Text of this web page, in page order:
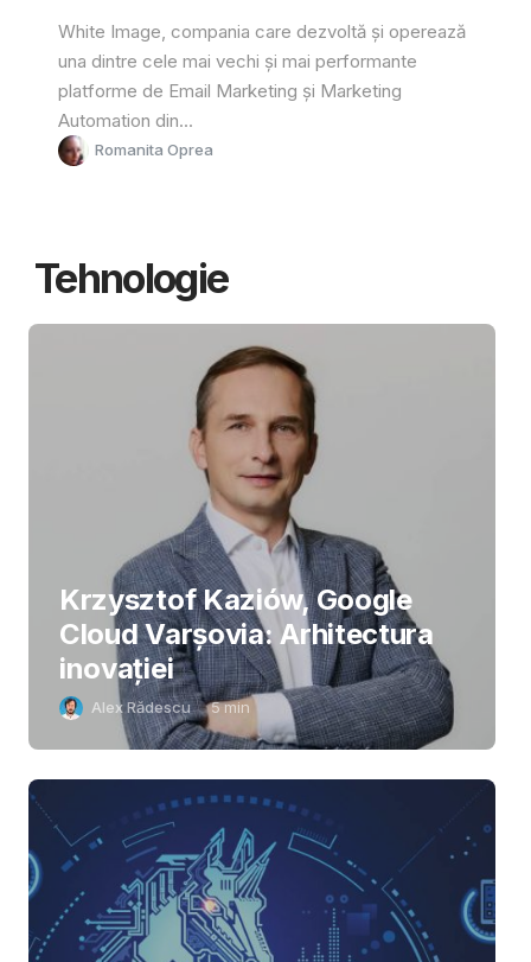
White Image, compania care dezvoltă și operează
una dintre cele mai vechi și mai performante
platforme de Email Marketing și Marketing
Automation din...
Romanita Oprea
Tehnologie
Krzysztof Kaziów, Google
Cloud Varșovia: Arhitectura
inovaţiei
Alex Rădescu 5min